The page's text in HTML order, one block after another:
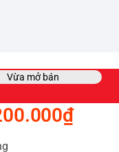
Vừa mở bán